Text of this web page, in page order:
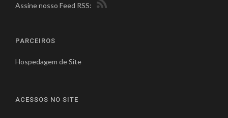
Assine nosso Feed RSS:
PARCEIROS
Hospedagem de Site
ACESSOS NO SITE